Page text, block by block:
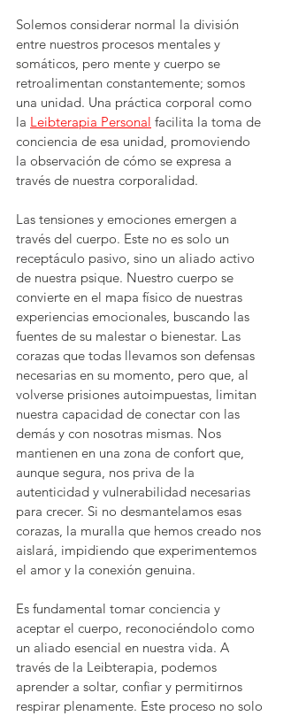
Solemos considerar normal la división
entre nuestros procesos mentales y
somáticos, pero mente y cuerpo se
retroalimentan constantemente; somos
una unidad. Una práctica corporal como
la Leibterapia Personal facilita la toma de
conciencia de esa unidad, promoviendo
la observación de cómo se expresa a
través de nuestra corporalidad.
Las tensiones y emociones emergen a
través del cuerpo. Este no es solo un
receptáculo pasivo, sino un aliado activo
de nuestra psique. Nuestro cuerpo se
convierte en el mapa físico de nuestras
experiencias emocionales, buscando las
fuentes de su malestar o bienestar. Las
corazas que todas llevamos son defensas
necesarias en su momento, pero que, al
volverse prisiones autoimpuestas, limitan
nuestra capacidad de conectar con las
demás y con nosotras mismas. Nos
mantienen en una zona de confort que,
aunque segura, nos priva de la
autenticidad y vulnerabilidad necesarias
para crecer. Si no desmantelamos esas
corazas, la muralla que hemos creado nos
aislará, impidiendo que experimentemos
el amor y la conexión genuina.
Es fundamental tomar conciencia y
aceptar el cuerpo, reconociéndolo como
un aliado esencial en nuestra vida. A
través de la Leibterapia, podemos
aprender a soltar, confiar y permitirnos
respirar plenamente. Este proceso no solo